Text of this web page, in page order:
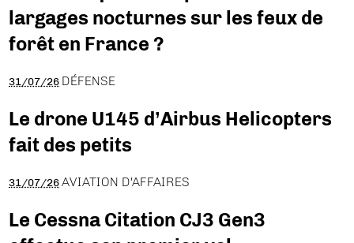
largages nocturnes sur les feux de
forêt en France ?
31/07/26 DÉFENSE
Le drone U145 d’Airbus Helicopters
fait des petits
31/07/26 AVIATION D'AFFAIRES
Le Cessna Citation CJ3 Gen3